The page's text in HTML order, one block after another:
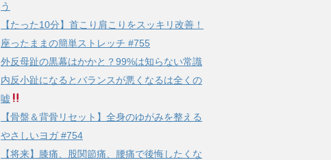
う
【たった10分】首こり肩こりをスッキリ改善！
座ったままの簡単ストレッチ #755
外反母趾の黒幕はかかと？99%は知らない常識
内反小趾になるとバランスが悪くなるは全くの
嘘
【骨盤＆背骨リセット】全身のゆがみを整える
やさしいヨガ #754
【将来】膝痛、股関節痛、腰痛で後悔したくな